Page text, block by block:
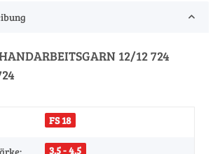
12/12 724
FS 18
3.5 - 4.5